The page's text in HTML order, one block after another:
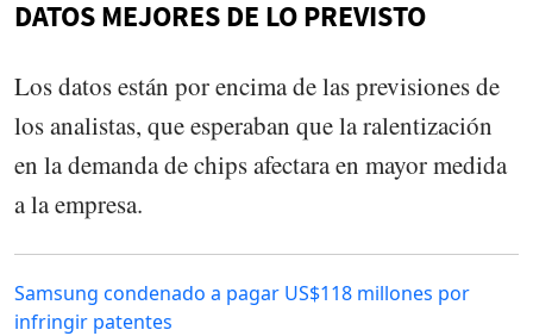
DATOS MEJORES DE LO PREVISTO
Los datos están por encima de las previsiones de
los analistas, que esperaban que la ralentización
en la demanda de chips afectara en mayor medida
a la empresa.
Samsung condenado a pagar US$118 millones por
infringir patentes